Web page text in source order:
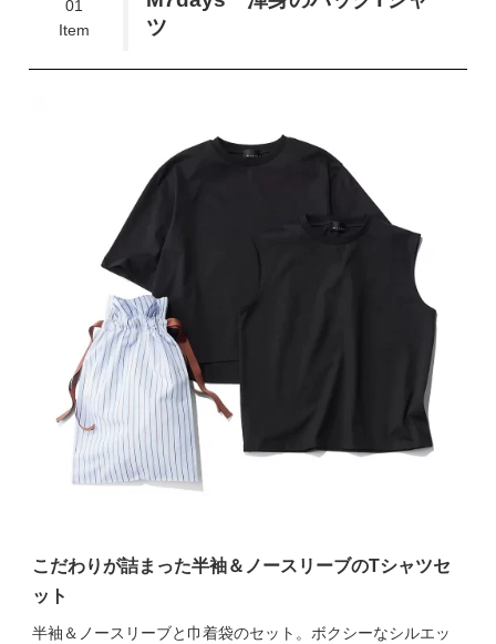
01
Item
ツ
こだわりが詰まった半袖＆ノースリーブのTシャツセ
ット
半袖＆ノースリーブと巾着袋のセット。ボクシーなシルエッ